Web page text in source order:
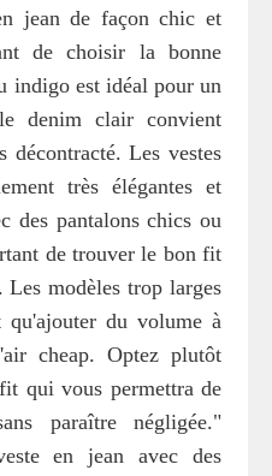
jean de façon chic et
de choisir la bonne
indigo est idéal pour un
denim clair convient
Les vestes
très élégantes et
des pantalons chics ou
de trouver le bon fit
modèles trop larges
du volume à
cheap. Optez plutôt
qui vous permettra de
paraître négligée."
en jean avec des